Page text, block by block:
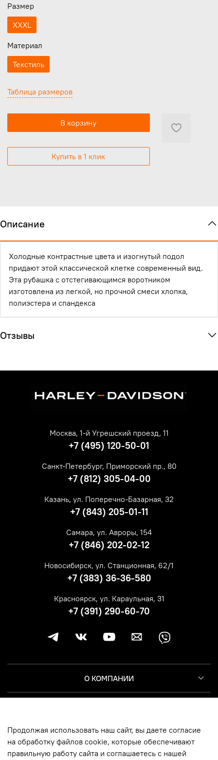
Таблица размеров
В корзину
Купить в 1 клик
Размер
XXXL
Материал
Текстиль
Описание
Холодные контрастные цвета и изогнутый подол
придают этой классической клетке современный вид.
Эта рубашка с отстегивающимся воротником
изготовлена ​​из легкой, но прочной смеси хлопка,
полиэстера и спандекса
Отзывы
О КОМПАНИИ
ИНФОРМАЦИЯ
Москва, 1-й Угрешский проезд, 11
+7 (495) 120-50-01
Санкт-Петербург, Приморский пр., 80
+7 (812) 305-04-00
Казань, ул. Поперечно-Базарная, 32
+7 (843) 205-01-11
Самара, ул. Авроры, 154
+7 (846) 202-02-12
Новосибирск, ул. Станционная, 62/1
+7 (383) 36-36-580
Красноярск, ул. Караульная, 31
+7 (391) 290-60-70
Продолжая использовать наш сайт, вы даете согласие
на обработку файлов cookie, которые обеспечивают
правильную работу сайта и соглашаетесь с нашей